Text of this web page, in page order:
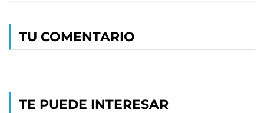
TU COMENTARIO
TE PUEDE INTERESAR